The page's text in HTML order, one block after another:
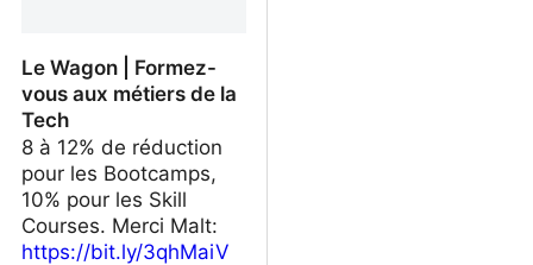
Le Wagon | Formez-
vous aux métiers de la
Tech
8 à 12% de réduction
pour les Bootcamps,
10% pour les Skill
Courses. Merci Malt:
https://bit.ly/3qhMaiV